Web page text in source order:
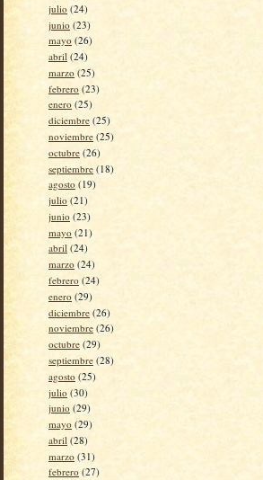
julio (24)
junio (23)
mayo (26)
abril (24)
marzo (25)
febrero (23)
enero (25)
diciembre (25)
noviembre (25)
octubre (26)
septiembre (18)
agosto (19)
julio (21)
junio (23)
mayo (21)
abril (24)
marzo (24)
febrero (24)
enero (29)
diciembre (26)
noviembre (26)
octubre (29)
septiembre (28)
agosto (25)
julio (30)
junio (29)
mayo (29)
abril (28)
marzo (31)
febrero (27)